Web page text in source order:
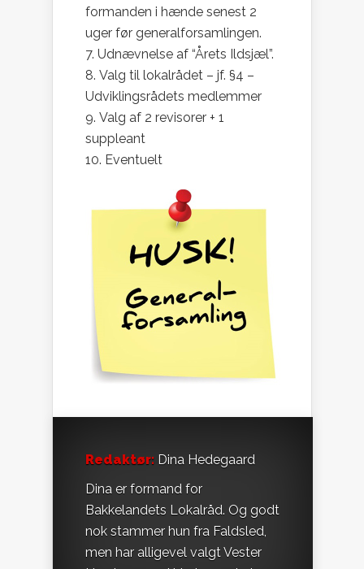
formanden i hænde senest 2
uger før generalforsamlingen.
Udnævnelse af “Årets Ildsjæl”.
Valg til lokalrådet – jf. §4 –
Udviklingsrådets medlemmer
Valg af 2 revisorer + 1
suppleant
Eventuelt
Redaktør: Dina Hedegaard
Dina er formand for
Bakkelandets Lokalråd. Og godt
nok stammer hun fra Faldsled,
men har alligevel valgt Vester